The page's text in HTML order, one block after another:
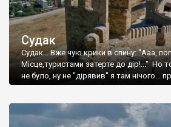
Судак
Судак... Вже чую крики в спину: "Ааа,
Місце,туристами затерте до дір!..." Но
не було, ну не "дірявив" я там нічого...